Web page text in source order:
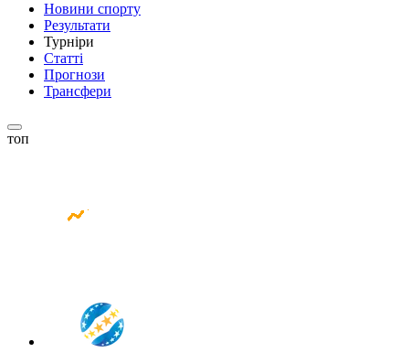
Новини спорту
Результати
Турніри
Статті
Прогнози
Трансфери
топ